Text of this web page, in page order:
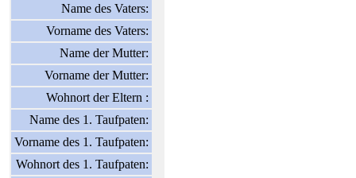
Name des Vaters:
Vorname des Vaters:
Name der Mutter:
Vorname der Mutter:
Wohnort der Eltern :
Name des 1. Taufpaten:
Vorname des 1. Taufpaten:
Wohnort des 1. Taufpaten: